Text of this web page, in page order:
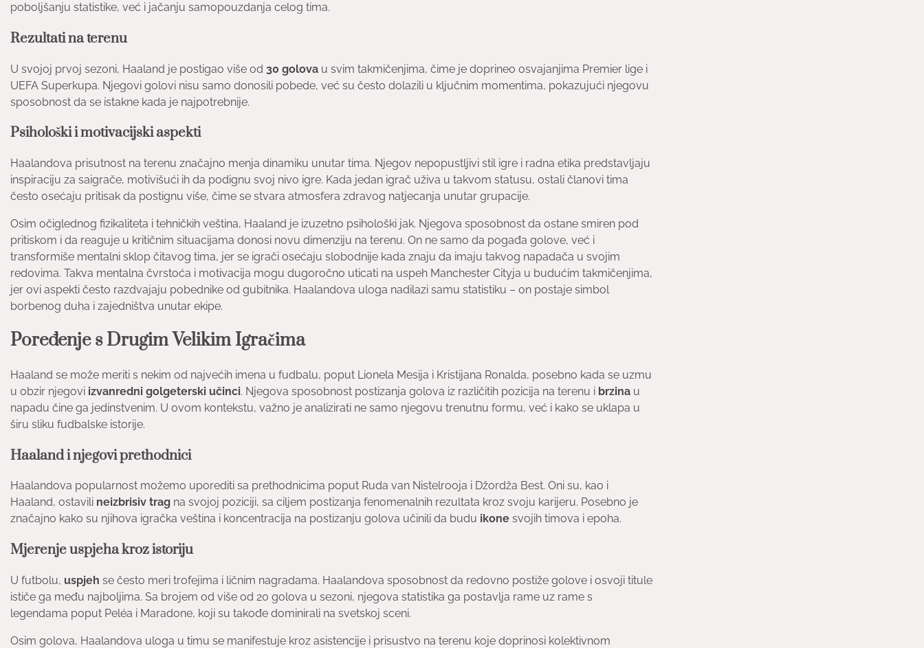
poboljšanju statistike, već i jačanju samopouzdanja celog tima.
Rezultati na terenu
U svojoj prvoj sezoni, Haaland je postigao više od 30 golova u svim takmičenjima, čime je doprineo osvajanjima Premier lige i
UEFA Superkupa. Njegovi golovi nisu samo donosili pobede, već su često dolazili u ključnim momentima, pokazujući njegovu
sposobnost da se istakne kada je najpotrebnije.
Psihološki i motivacijski aspekti
Haalandova prisutnost na terenu značajno menja dinamiku unutar tima. Njegov nepopustljivi stil igre i radna etika predstavljaju
inspiraciju za saigrače, motivišući ih da podignu svoj nivo igre. Kada jedan igrač uživa u takvom statusu, ostali članovi tima
često osećaju pritisak da postignu više, čime se stvara atmosfera zdravog natjecanja unutar grupacije.
Osim očiglednog fizikaliteta i tehničkih veština, Haaland je izuzetno psihološki jak. Njegova sposobnost da ostane smiren pod
pritiskom i da reaguje u kritičnim situacijama donosi novu dimenziju na terenu. On ne samo da pogađa golove, već i
transformiše mentalni sklop čitavog tima, jer se igrači osećaju slobodnije kada znaju da imaju takvog napadača u svojim
redovima. Takva mentalna čvrstoća i motivacija mogu dugoročno uticati na uspeh Manchester Cityja u budućim takmičenjima,
jer ovi aspekti često razdvajaju pobednike od gubitnika. Haalandova uloga nadilazi samu statistiku – on postaje simbol
borbenog duha i zajedništva unutar ekipe.
Poređenje s Drugim Velikim Igračima
Haaland se može meriti s nekim od najvećih imena u fudbalu, poput Lionela Mesija i Kristijana Ronalda, posebno kada se uzmu
u obzir njegovi izvanredni golgeterski učinci. Njegova sposobnost postizanja golova iz različitih pozicija na terenu i brzina u
napadu čine ga jedinstvenim. U ovom kontekstu, važno je analizirati ne samo njegovu trenutnu formu, već i kako se uklapa u
širu sliku fudbalske istorije.
Haaland i njegovi prethodnici
Haalandova popularnost možemo uporediti sa prethodnicima poput Ruda van Nistelrooja i Džordža Best. Oni su, kao i
Haaland, ostavili neizbrisiv trag na svojoj poziciji, sa ciljem postizanja fenomenalnih rezultata kroz svoju karijeru. Posebno je
značajno kako su njihova igračka veština i koncentracija na postizanju golova učinili da budu ikone svojih timova i epoha.
Mjerenje uspjeha kroz istoriju
U futbolu, uspjeh se često meri trofejima i ličnim nagradama. Haalandova sposobnost da redovno postiže golove i osvoji titule
ističe ga među najboljima. Sa brojem od više od 20 golova u sezoni, njegova statistika ga postavlja rame uz rame s
legendama poput Peléa i Maradone, koji su takođe dominirali na svetskoj sceni.
Osim golova, Haalandova uloga u timu se manifestuje kroz asistencije i prisustvo na terenu koje doprinosi kolektivnom